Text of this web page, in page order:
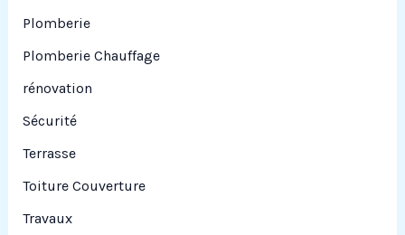
Plomberie
Plomberie Chauffage
rénovation
Sécurité
Terrasse
Toiture Couverture
Travaux